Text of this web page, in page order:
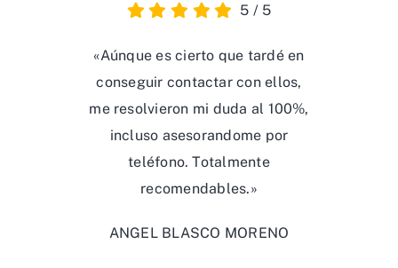
5 / 5
«Aúnque es cierto que tardé en
conseguir contactar con ellos,
me resolvieron mi duda al 100%,
incluso asesorandome por
teléfono. Totalmente
recomendables.»
ANGEL BLASCO MORENO